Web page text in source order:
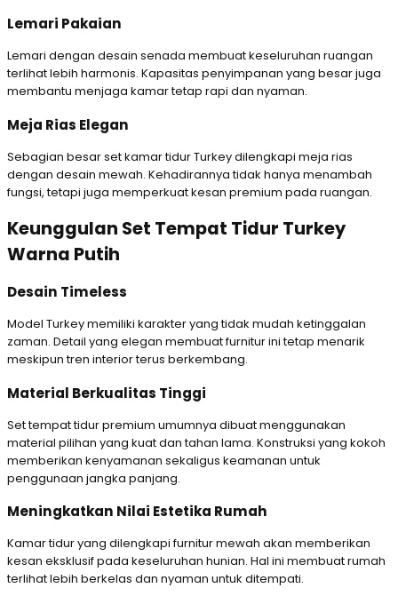
Lemari Pakaian
Lemari dengan desain senada membuat keseluruhan ruangan
terlihat lebih harmonis. Kapasitas penyimpanan yang besar juga
membantu menjaga kamar tetap rapi dan nyaman.
Meja Rias Elegan
Sebagian besar set kamar tidur Turkey dilengkapi meja rias
dengan desain mewah. Kehadirannya tidak hanya menambah
fungsi, tetapi juga memperkuat kesan premium pada ruangan.
Keunggulan Set Tempat Tidur Turkey
Warna Putih
Desain Timeless
Model Turkey memiliki karakter yang tidak mudah ketinggalan
zaman. Detail yang elegan membuat furnitur ini tetap menarik
meskipun tren interior terus berkembang.
Material Berkualitas Tinggi
Set tempat tidur premium umumnya dibuat menggunakan
material pilihan yang kuat dan tahan lama. Konstruksi yang kokoh
memberikan kenyamanan sekaligus keamanan untuk
penggunaan jangka panjang.
Meningkatkan Nilai Estetika Rumah
Kamar tidur yang dilengkapi furnitur mewah akan memberikan
kesan eksklusif pada keseluruhan hunian. Hal ini membuat rumah
terlihat lebih berkelas dan nyaman untuk ditempati.